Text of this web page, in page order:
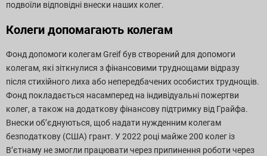
подвоїли відповідні внески наших колег.
Колеги допомагають колегам
Фонд допомоги колегам Greif був створений для допомоги
колегам, які зіткнулися з фінансовими труднощами відразу
після стихійного лиха або непередбачених особистих труднощів.
Фонд покладається насамперед на індивідуальні пожертви
колег, а також на додаткову фінансову підтримку від Грайфа.
Внески об’єднуються, щоб надати нужденним колегам
безподаткову (США) грант. У 2022 році майже 200 колег із
В’єтнаму не змогли працювати через припинення роботи через